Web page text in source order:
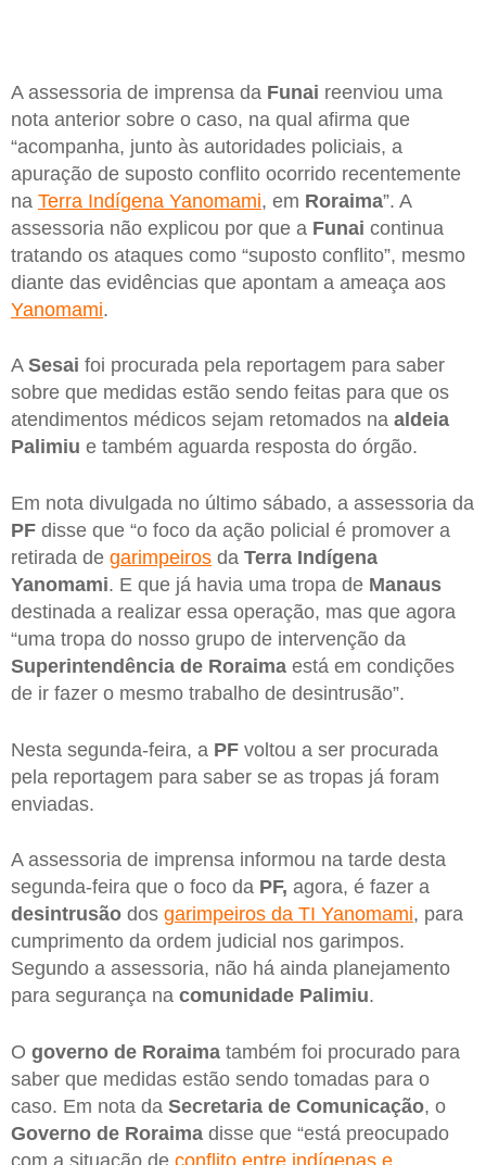
A assessoria de imprensa da Funai reenviou uma
nota anterior sobre o caso, na qual afirma que
“acompanha, junto às autoridades policiais, a
apuração de suposto conflito ocorrido recentemente
na Terra Indígena Yanomami, em Roraima”. A
assessoria não explicou por que a Funai continua
tratando os ataques como “suposto conflito”, mesmo
diante das evidências que apontam a ameaça aos
Yanomami.
A Sesai foi procurada pela reportagem para saber
sobre que medidas estão sendo feitas para que os
atendimentos médicos sejam retomados na aldeia
Palimiu e também aguarda resposta do órgão.
Em nota divulgada no último sábado, a assessoria da
PF disse que “o foco da ação policial é promover a
retirada de garimpeiros da Terra Indígena
Yanomami. E que já havia uma tropa de Manaus
destinada a realizar essa operação, mas que agora
“uma tropa do nosso grupo de intervenção da
Superintendência de Roraima está em condições
de ir fazer o mesmo trabalho de desintrusão”.
Nesta segunda-feira, a PF voltou a ser procurada
pela reportagem para saber se as tropas já foram
enviadas.
A assessoria de imprensa informou na tarde desta
segunda-feira que o foco da PF, agora, é fazer a
desintrusão dos garimpeiros da TI Yanomami, para
cumprimento da ordem judicial nos garimpos.
Segundo a assessoria, não há ainda planejamento
para segurança na comunidade Palimiu.
O governo de Roraima também foi procurado para
saber que medidas estão sendo tomadas para o
caso. Em nota da Secretaria de Comunicação, o
Governo de Roraima disse que “está preocupado